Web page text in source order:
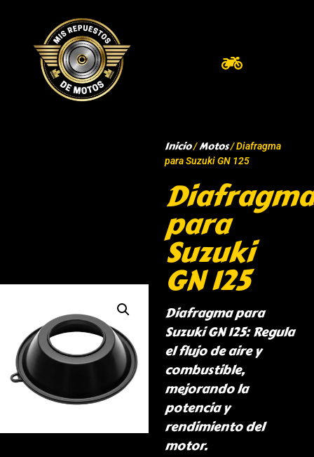
Inicio/Motos/ Diafragma
para Suzuki GN 125
Diafragma
para
Suzuki
GN 125
Diafragma para
Suzuki GN 125: Regula
el flujo de aire y
combustible,
mejorando la
potencia y
rendimiento del
motor.